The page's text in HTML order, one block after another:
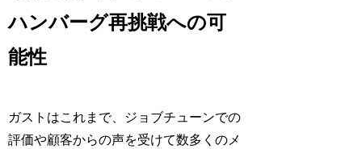
ハンバーグ再挑戦への可
能性
ガストはこれまで、ジョブチューンでの
評価や顧客からの声を受けて数多くのメ